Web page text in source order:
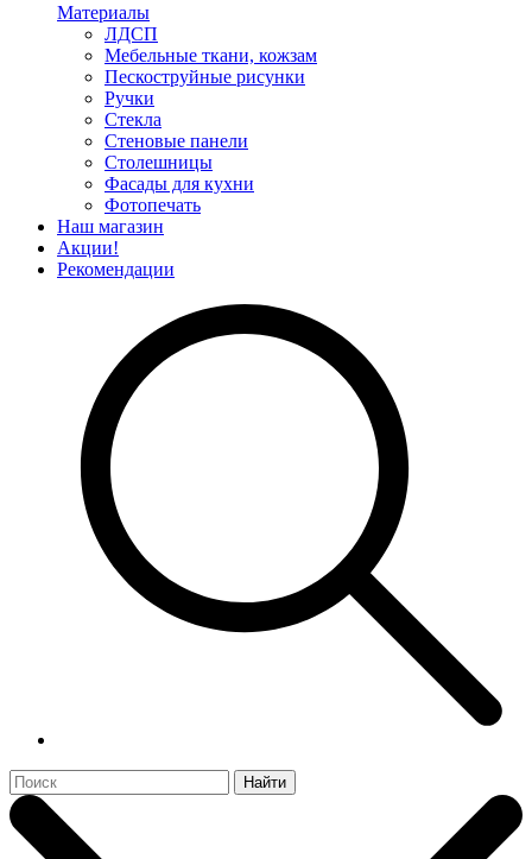
Материалы
ЛДСП
Мебельные ткани, кожзам
Пескоструйные рисунки
Ручки
Стекла
Стеновые панели
Столешницы
Фасады для кухни
Фотопечать
Наш магазин
Акции!
Рекомендации
Найти